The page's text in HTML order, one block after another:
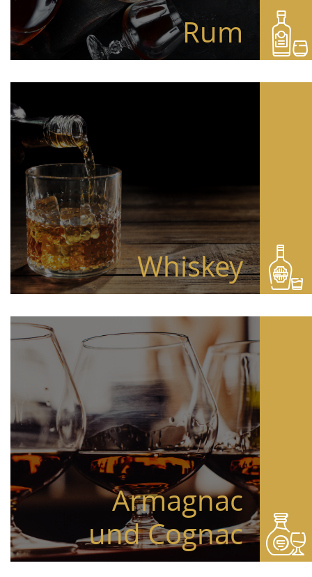
Rum
Whiskey
Armagnac
und Cognac